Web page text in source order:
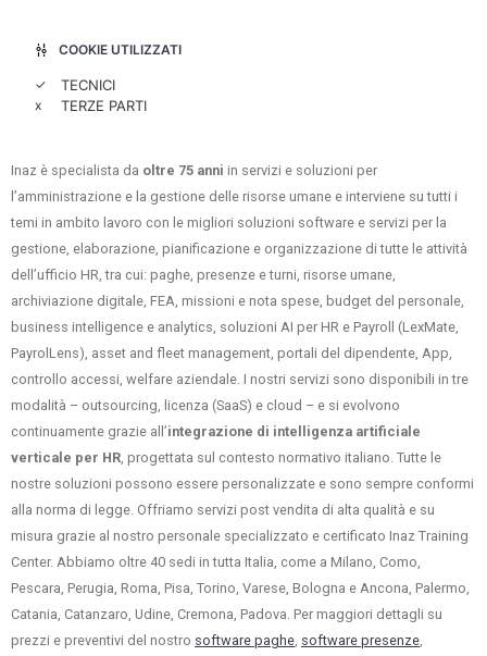
COOKIE UTILIZZATI
✓ TECNICI
x TERZE PARTI
Inaz è specialista da oltre 75 anni in servizi e soluzioni per
l’amministrazione e la gestione delle risorse umane e interviene su tutti i
temi in ambito lavoro con le migliori soluzioni software e servizi per la
gestione, elaborazione, pianificazione e organizzazione di tutte le attività
dell’ufficio HR, tra cui: paghe, presenze e turni, risorse umane,
archiviazione digitale, FEA, missioni e nota spese, budget del personale,
business intelligence e analytics, soluzioni AI per HR e Payroll (LexMate,
PayrolLens), asset and fleet management, portali del dipendente, App,
controllo accessi, welfare aziendale. I nostri servizi sono disponibili in tre
modalità – outsourcing, licenza (SaaS) e cloud – e si evolvono
continuamente grazie all’integrazione di intelligenza artificiale
verticale per HR , progettata sul contesto normativo italiano. Tutte le
nostre soluzioni possono essere personalizzate e sono sempre conformi
alla norma di legge. Offriamo servizi post vendita di alta qualità e su
misura grazie al nostro personale specializzato e certificato Inaz Training
Center. Abbiamo oltre 40 sedi in tutta Italia, come a Milano, Como,
Pescara, Perugia, Roma, Pisa, Torino, Varese, Bologna e Ancona, Palermo,
Catania, Catanzaro, Udine, Cremona, Padova. Per maggiori dettagli su
prezzi e preventivi del nostro software paghe software presenze